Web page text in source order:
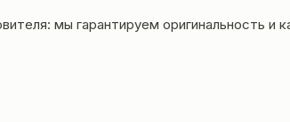
мы гарантируем оригинальность и